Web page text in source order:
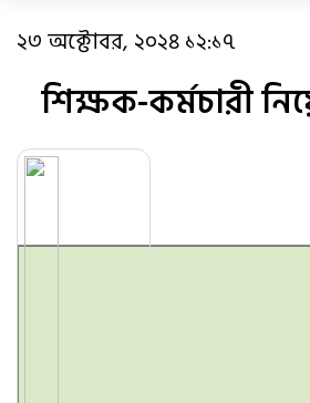
২৩ অক্টোবর, ২০২৪ ১২:১৭
শিক্ষক-কর্মচারী